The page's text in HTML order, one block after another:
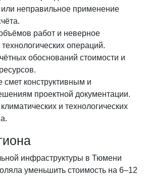
неправильное применение
работ и неверное
операций.
обоснований стоимости и
смет конструктивным и
проектной документации.
и технологических
инфраструктуры в Тюмени
уменьшить стоимость на 6–12